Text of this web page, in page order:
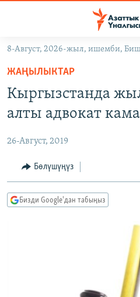
Навигацияга
өтүңүз
Издөөгө
салыңызКЫРГЫЗСТАН
ЭКОНОМИКА
МАДАНИЯТ
ДҮЙНӨ
БОРБОР АЗИЯ
АТАЙЫН ИЛИКТӨӨ
ТВ ПРОГРАММАЛАР
ЭКСПЕРТТЕР ТАЛДАЙТ
ӨЗГӨЧӨ ПИКИР
8-Август, 2026-жыл, ишемби,
ЖАҢЫЛЫКТАР
Кыргызстанда
алты адвокат
26-Август, 2019
Бөлүшүңүз
Бизди Google'дан табыңыз